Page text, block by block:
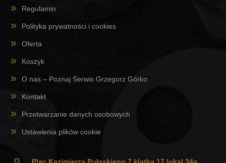
Regulamin
Polityka prywatności i cookies
Oferta
Koszyk
O nas – Poznaj Serwis Grzegorz Górko
Kontakt
Przetwarzanie danych osobowych
Ustawienia plików cookie